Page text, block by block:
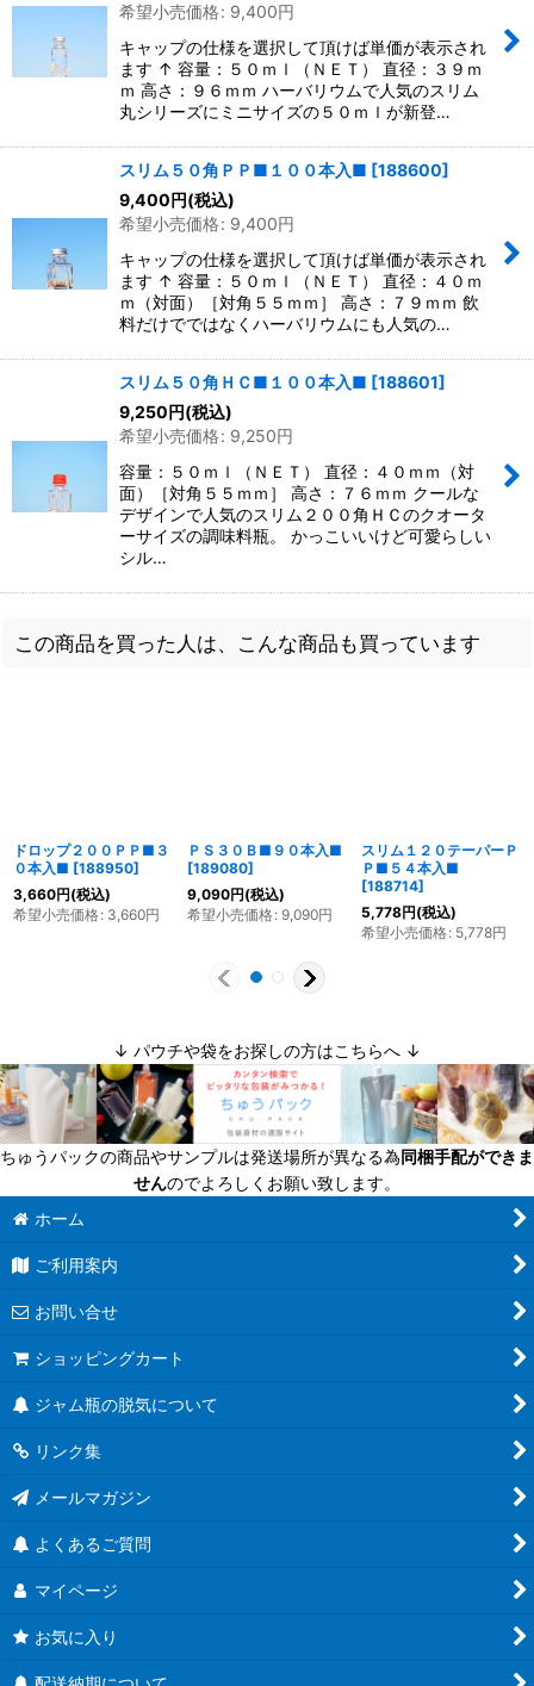
希望小売価格: 9,400円
キャップの仕様を選択して頂けば単価が表示され
ます ↑ 容量：５０ｍｌ（ＮＥＴ） 直径：３９ｍ
ｍ 高さ：９６ｍｍ ハーバリウムで人気のスリム
丸シリーズにミニサイズの５０ｍｌが新登…
スリム５０角ＰＰ■１００本入■ [188600]
9,400円(税込)
希望小売価格: 9,400円
キャップの仕様を選択して頂けば単価が表示され
ます ↑ 容量：５０ｍｌ（ＮＥＴ） 直径：４０ｍ
ｍ（対面）［対角５５ｍｍ］ 高さ：７９ｍｍ 飲
料だけでではなくハーバリウムにも人気の…
スリム５０角ＨＣ■１００本入■ [188601]
9,250円(税込)
希望小売価格: 9,250円
容量：５０ｍｌ（ＮＥＴ） 直径：４０ｍｍ（対
面）［対角５５ｍｍ］ 高さ：７６ｍｍ クールな
デザインで人気のスリム２００角ＨＣのクオータ
ーサイズの調味料瓶。 かっこいいけど可愛らしい
シル…
この商品を買った人は、こんな商品も買っています
ドロップ２００ＰＰ■３
０本入■ [188950]
3,660円(税込)
希望小売価格: 3,660円
ＰＳ３０Ｂ■９０本入■
[189080]
9,090円(税込)
希望小売価格: 9,090円
スリム１２０テーパーＰ
Ｐ■５４本入■
[188714]
5,778円(税込)
希望小売価格: 5,778円
↓ パウチや袋をお探しの方はこちらへ ↓
ちゅうパックの商品やサンプルは発送場所が異なる為同梱手配ができま
せんのでよろしくお願い致します。
ホーム
ご利用案内
お問い合せ
ショッピングカート
ジャム瓶の脱気について
リンク集
メールマガジン
よくあるご質問
マイページ
お気に入り